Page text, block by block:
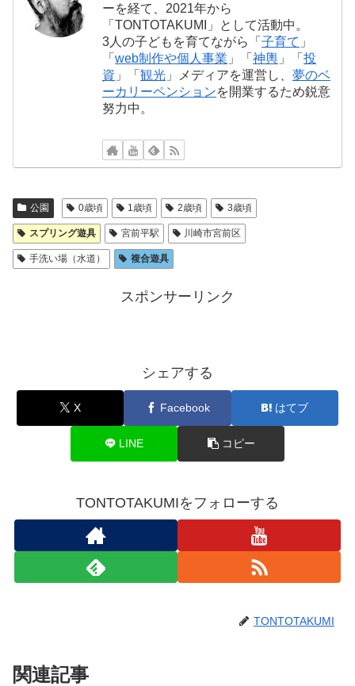
ーを経て、2021年から
「TONTOTAKUMI」として活動中。
3人の子どもを育てながら「子育て 」
「web制作や個人事業 」「神輿 」「投
資 」「観光 」メディアを運営し、夢のベ
ーカリーペンションを開業するため鋭意
努力中。
公園 0歳頃 1歳頃 2歳頃 3歳頃
スプリング遊具 宮前平駅 川崎市宮前区
手洗い場（水道） 複合遊具
スポンサーリンク
シェアする
X Facebook はてブ
LINE コピー
TONTOTAKUMIをフォローする
TONTOTAKUMI
関連記事